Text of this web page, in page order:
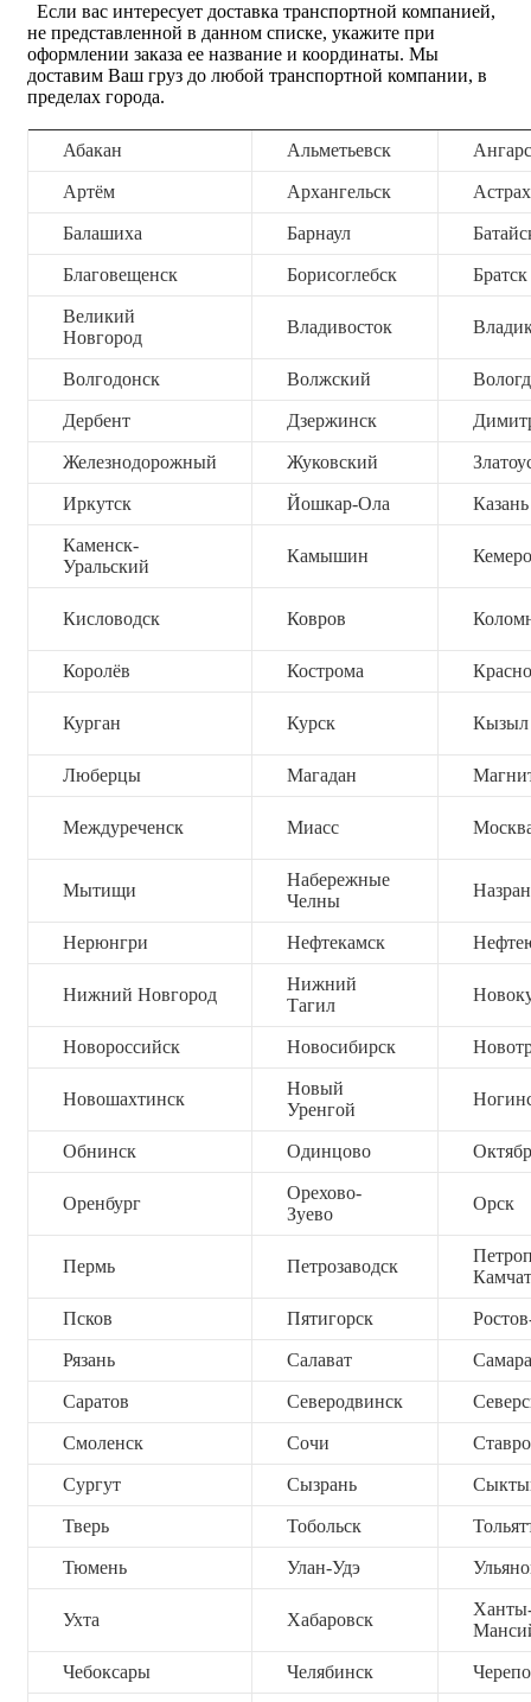
Если вас интересует доставка транспортной компанией,
не представленной в данном списке, укажите при
оформлении заказа ее название и координаты. Мы
доставим Ваш груз до любой транспортной компании, в
пределах города.
Абакан Альметьевск
Артём Архангельск
Балашиха Барнаул
Благовещенск Борисоглебск Братск
Великий
Новгород
Владивосток
Волгодонск Волжский
Дербент Дзержинск
Железнодорожный Жуковский
Иркутск Йошкар-Ола Казань
Каменск-
Уральский
Камышин
Кисловодск Ковров
Королёв Кострома
Курган Курск Кызыл
Люберцы Магадан
Междуреченск Миасс
Мытищи
Набережные
Челны
Нерюнгри Нефтекамск
Нижний Новгород
Нижний
Тагил
Новороссийск Новосибирск
Новошахтинск
Новый
Уренгой
Обнинск Одинцово
Оренбург
Орехово-
Зуево
Орск
Пермь Петрозаводск
Псков Пятигорск
Рязань Салават Самара
Саратов Северодвинск
Смоленск Сочи
Сургут Сызрань
Тверь Тобольск
Тюмень Улан-Удэ
Ухта Хабаровск
Чебоксары Челябинск